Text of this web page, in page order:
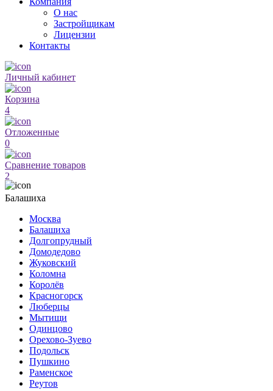
О нас
Застройщикам
Лицензии
Контакты
Личный кабинет
Корзина
4
Отложенные
0
Сравнение товаров
2
Балашиха
Москва
Балашиха
Долгопрудный
Домодедово
Жуковский
Коломна
Королёв
Красногорск
Люберцы
Мытищи
Одинцово
Орехово-Зуево
Подольск
Пушкино
Раменское
Реутов